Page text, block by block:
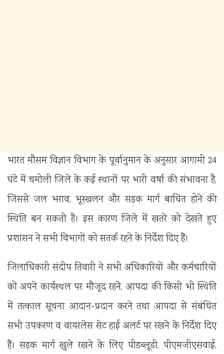
भारत मौसम विज्ञान विभाग के पूर्वानुमान के अनुसार आगामी 24
घंटे में चमोली जिले के कई स्थानों पर भारी वर्षा की संभावना है,
जिससे जल भराव, भूस्खलन और सड़क मार्ग बाधित होने की
स्थिति बन सकती है। इस कारण जिले में खतरे को देखते हुए
प्रशासन ने सभी विभागों को सतर्क रहने के निर्देश दिए हैं।
जिलाधिकारी संदीप तिवारी ने सभी अधिकारियों और कर्मचारियों
को अपने कार्यस्थल पर मौजूद रहने, आपदा की किसी भी स्थिति
में तत्काल सूचना आदान-प्रदान करने तथा आपदा से संबंधित
सभी उपकरण व वायरलेस सेट हाई अलर्ट पर रखने के निर्देश दिए
हैं। सड़क मार्ग खुले रखने के लिए पीडब्लूडी, पीएमजीएसवाई,